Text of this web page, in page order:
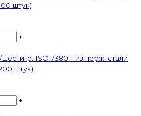
штук)
+
ISO 7380-1 из нерж. стали
штук)
+